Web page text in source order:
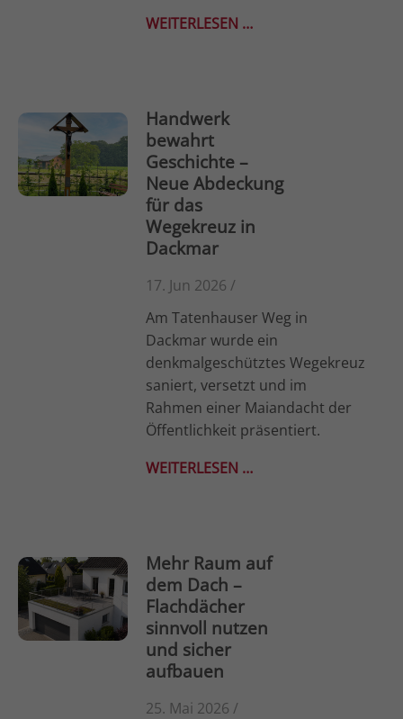
info@yourdomain.com
adipiscing elit.
Aenean commodo ligula eget dolor. Aenean massa.
Cum sociis natoque penatibus et magnis dis
parturient montes, nascetur ridiculus mus. Donec
quam felis, ultricies nec.
WEITERLESEN …
Handwerk
bewahrt
Geschichte –
Neue Abdeckung
für das
Wegekreuz in
Dackmar
17. Jun 2026 /
Am Tatenhauser Weg in
Dackmar wurde ein
denkmalgeschütztes Wegekreuz
saniert, versetzt und im
Rahmen einer Maiandacht der
Öffentlichkeit präsentiert.
WEITERLESEN …
Mehr Raum auf
dem Dach –
Flachdächer
sinnvoll nutzen
und sicher
aufbauen
25. Mai 2026 /